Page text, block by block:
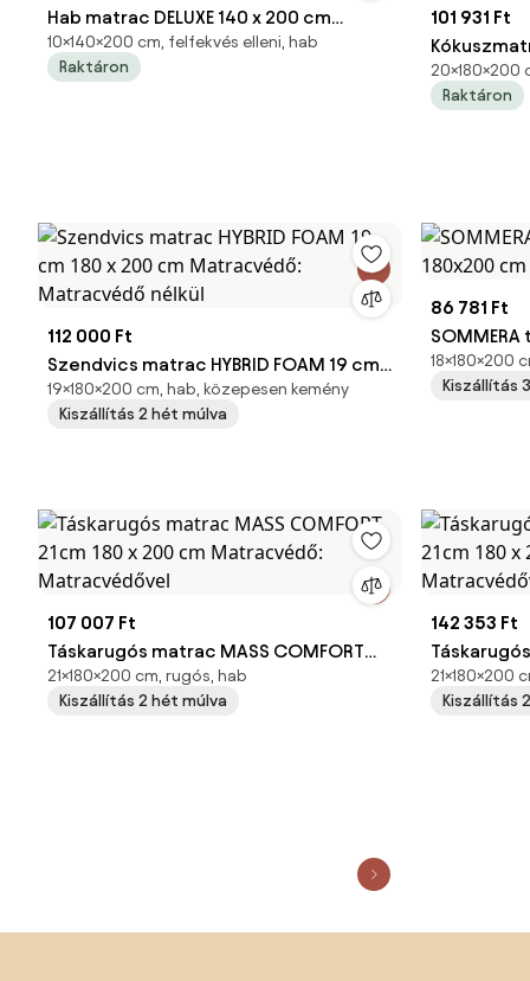
Hab matrac DELUXE 140 x 200 cm
Matracvédő: Matracvédővel
10×140×200 cm, felfekvés elleni, hab
Raktáron
101 931 Ft
200 cm
nélkül
20×180×200
Raktáron
112 000 Ft
Szendvics matrac HYBRID FOAM 19 cm
180 x 200 cm Matracvédő: Matracvédő
nélkül
19×180×200 cm, hab, közepesen kemény
Kiszállítás 2 hét múlva
86 781 Ft
180x200
18×180×200
Kiszállítás
107 007 Ft
Táskarugós matrac MASS COMFORT
21cm 180 x 200 cm Matracvédő:
Matracvédővel
21×180×200 cm, rugós, hab
Kiszállítás 2 hét múlva
142 353 Ft
180 x 200
21×180×200
Kiszállítás